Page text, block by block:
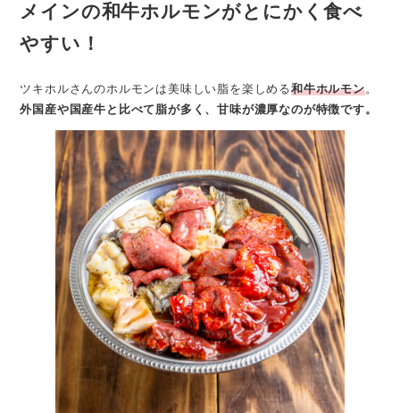
メインの和牛ホルモンがとにかく食べ
やすい！
ツキホルさんのホルモンは美味しい脂を楽しめる和牛ホルモン。
外国産や国産牛と比べて脂が多く、甘味が濃厚なのが特徴です。